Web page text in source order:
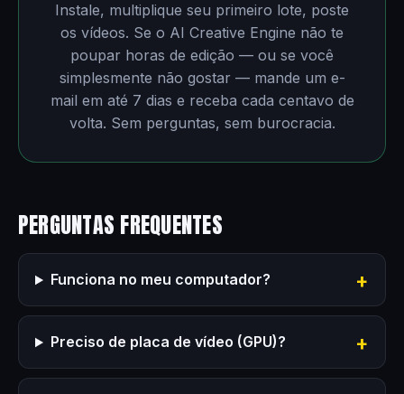
Instale, multiplique seu primeiro lote, poste
os vídeos. Se o AI Creative Engine não te
poupar horas de edição — ou se você
simplesmente não gostar — mande um e-
mail em até 7 dias e receba cada centavo de
volta. Sem perguntas, sem burocracia.
PERGUNTAS FREQUENTES
Funciona no meu computador?
Preciso de placa de vídeo (GPU)?